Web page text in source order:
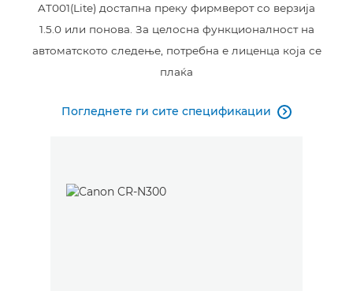
AT001(Lite) достапна преку фирмверот со верзија
1.5.0 или понова. За целосна функционалност на
автоматското следење, потребна е лиценца која се
плаќа
Погледнете ги сите спецификации 